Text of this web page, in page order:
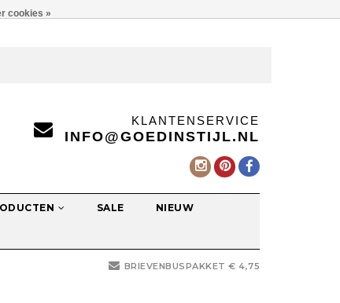
KLANTENSERVICE
INFO@GOEDINSTIJL.NL
SALE NIEUW
BRIEVENBUSPAKKET € 4,75
cookies »